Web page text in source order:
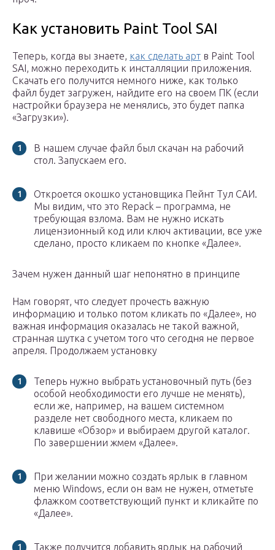
Как установить Paint Tool SAI
Теперь, когда вы знаете, как сделать арт в Paint Tool
SAI, можно переходить к инсталляции приложения.
Скачать его получится немного ниже, как только
файл будет загружен, найдите его на своем ПК (если
настройки браузера не менялись, это будет папка
«Загрузки»).
В нашем случае файл был скачан на рабочий
стол. Запускаем его.
Откроется окошко установщика Пейнт Тул САИ.
Мы видим, что это Repack – программа, не
требующая взлома. Вам не нужно искать
лицензионный код или ключ активации, все уже
сделано, просто кликаем по кнопке «Далее».
Зачем нужен данный шаг непонятно в принципе
Нам говорят, что следует прочесть важную
информацию и только потом кликать по «Далее», но
важная информация оказалась не такой важной,
странная шутка с учетом того что сегодня не первое
апреля. Продолжаем установку
Теперь нужно выбрать установочный путь (без
особой необходимости его лучше не менять),
если же, например, на вашем системном
разделе нет свободного места, кликаем по
клавише «Обзор» и выбираем другой каталог.
По завершении жмем «Далее».
При желании можно создать ярлык в главном
меню Windows, если он вам не нужен, отметьте
флажком соответствующий пункт и кликайте по
«Далее».
Также получится добавить ярлык на рабочий